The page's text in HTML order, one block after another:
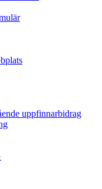
uppfinnarbidrag